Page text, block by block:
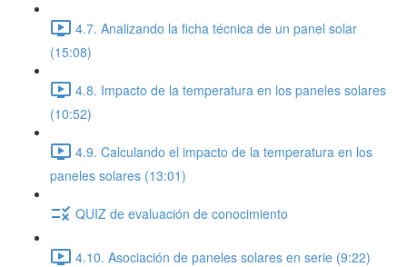
4.7. Analizando la ficha técnica de un panel solar
(15:08)
4.8. Impacto de la temperatura en los paneles solares
(10:52)
4.9. Calculando el impacto de la temperatura en los
paneles solares (13:01)
QUIZ de evaluación de conocimiento
4.10. Asociación de paneles solares en serie (9:22)